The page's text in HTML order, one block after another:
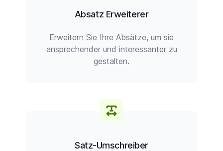
Absatz Erweiterer
Erweitern Sie Ihre Absätze, um sie
ansprechender und interessanter zu
gestalten.
Satz-Umschreiber